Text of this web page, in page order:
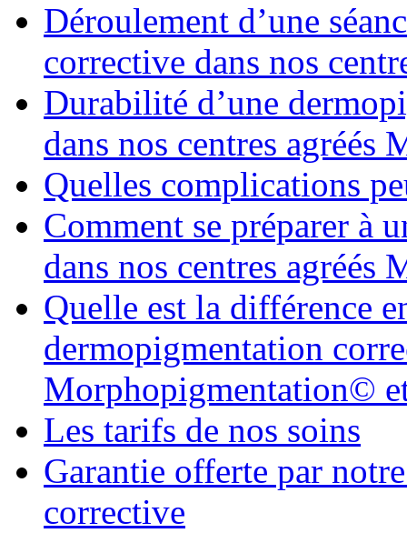
Déroulement d’une
corrective dans nos
Durabilité d’une
dans nos centres
Quelles complications
Comment se préparer à
dans nos centres
Quelle est la différence
dermopigmentation
Morphopigmentation©
Les tarifs de nos soins
Garantie offerte par
corrective